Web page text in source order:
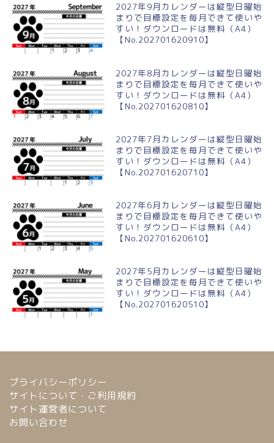
2027年9月カレンダーは縦型日曜始
まりで目標設定を毎月できて使いや
すい！ダウンロードは無料（A4）
【No.202701620910】
2027年8月カレンダーは縦型日曜始
まりで目標設定を毎月できて使いや
すい！ダウンロードは無料（A4）
【No.202701620810】
2027年7月カレンダーは縦型日曜始
まりで目標設定を毎月できて使いや
すい！ダウンロードは無料（A4）
【No.202701620710】
2027年6月カレンダーは縦型日曜始
まりで目標設定を毎月できて使いや
すい！ダウンロードは無料（A4）
【No.202701620610】
2027年5月カレンダーは縦型日曜始
まりで目標設定を毎月できて使いや
すい！ダウンロードは無料（A4）
【No.202701620510】
プライバシーポリシー
サイトについて・ご利用規約
サイト運営者について
お問い合わせ